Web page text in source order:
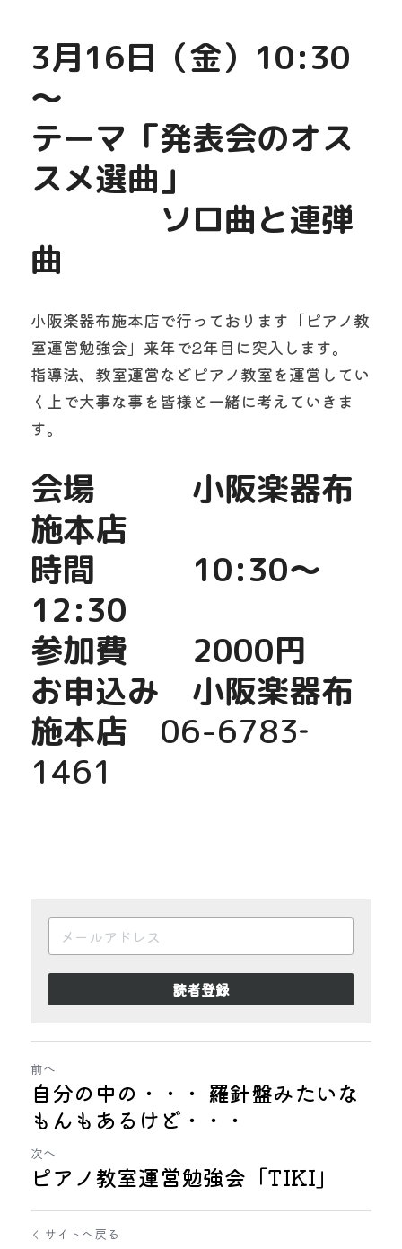
3月16日（金）10:30
～
テーマ「発表会のオス
スメ選曲」
ソロ曲と連弾
曲
小阪楽器布施本店で行っております「ピアノ教
室運営勉強会」来年で2年目に突入します。
指導法、教室運営などピアノ教室を運営してい
く上で大事な事を皆様と一緒に考えていきま
す。
会場　　　小阪楽器布
施本店
時間　　　10:30～
12:30
参加費　　2000円
お申込み　小阪楽器布
施本店 06-6783‐
1461
読者登録
前へ
自分の中の・・・ 羅針盤みたいな
もんもあるけど・・・
次へ
ピアノ教室運営勉強会「TIKI」
サイトへ戻る